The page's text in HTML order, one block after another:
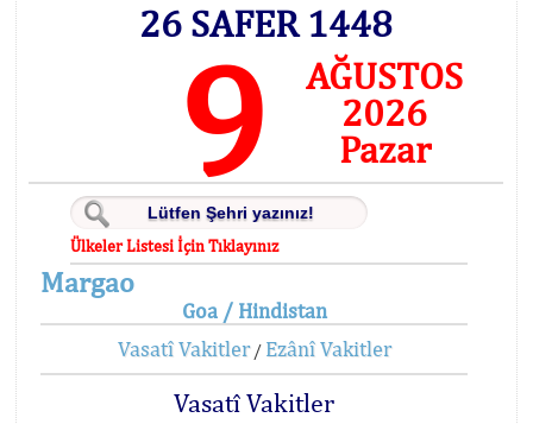
26 SAFER 1448
9
AĞUSTOS
2026
Pazar
Ülkeler Listesi İçin Tıklayınız
Margao
Goa / Hindistan
Vasatî Vakitler/ Ezânî Vakitler
Vasatî Vakitler